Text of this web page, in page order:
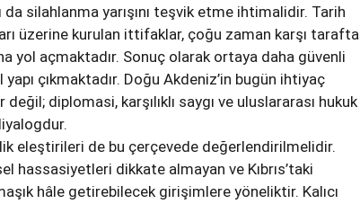
da silahlanma yarışını teşvik etme ihtimalidir. Tarih
üzerine kurulan ittifaklar, çoğu zaman karşı tarafta
yol açmaktadır. Sonuç olarak ortaya daha güvenli
çıkmaktadır. Doğu Akdeniz’in bugün ihtiyaç
diplomasi, karşılıklı saygı ve uluslararası hukuk
eleştirileri de bu çerçevede değerlendirilmelidir.
hassasiyetleri dikkate almayan ve Kıbrıs’taki
hâle getirebilecek girişimlere yöneliktir. Kalıcı